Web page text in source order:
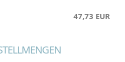
47,73 EUR